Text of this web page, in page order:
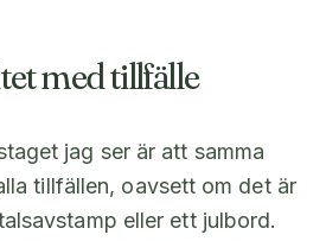
med tillfälle
jag ser är att samma
tillfällen, oavsett om det är
eller ett julbord.